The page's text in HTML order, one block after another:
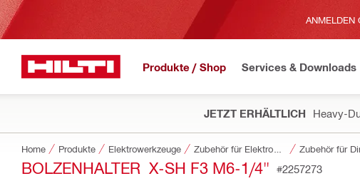
ANMELDEN
Produkte / Shop Services & Downloads
JETZT ERHÄLTLICH Heavy-
Home Produkte Elektrowerkzeuge Zubehör für
BOLZENHALTER X-SH F3 M6-1/4" #2257273